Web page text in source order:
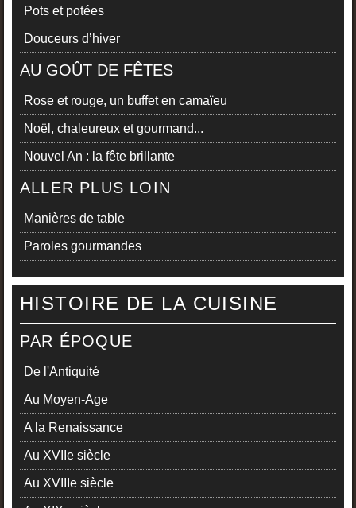
Pots et potées
Douceurs d’hiver
AU GOÛT DE FÊTES
Rose et rouge, un buffet en camaïeu
Noël, chaleureux et gourmand...
Nouvel An : la fête brillante
ALLER PLUS LOIN
Manières de table
Paroles gourmandes
HISTOIRE DE LA CUISINE
PAR ÉPOQUE
De l'Antiquité
Au Moyen-Age
A la Renaissance
Au XVIIe siècle
Au XVIIIe siècle